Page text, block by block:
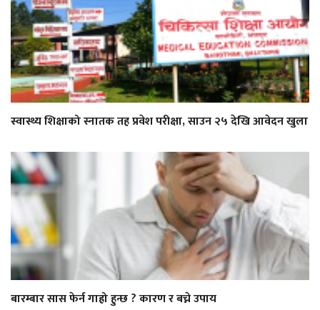
स्वास्थ्य शिक्षाको स्नातक तह प्रवेश परीक्षा, साउन २५ देखि आवेदन खुला
बारम्बार सास फेर्न गाह्रो हुन्छ ? कारण र बच्ने उपाय